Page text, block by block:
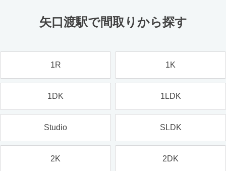
矢口渡駅で間取りから探す
1R 1K
1DK 1LDK
Studio SLDK
2K 2DK